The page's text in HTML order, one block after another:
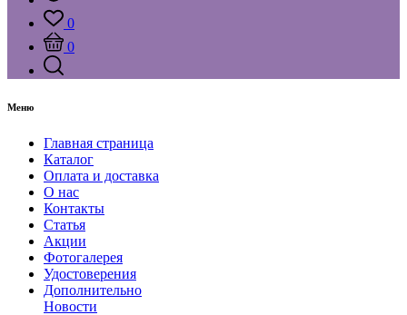
0
0
Меню
Главная страница
Каталог
Оплата и доставка
О нас
Контакты
Статья
Акции
Фотогалерея
Удостоверения
Дополнительно
Новости